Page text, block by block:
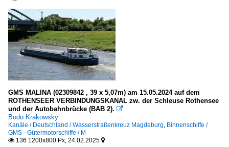
GMS MALINA (02309842 , 39 x 5,07m) am 15.05.2024 auf dem
ROTHENSEER VERBINDUNGSKANAL zw. der Schleuse Rothensee
und der Autobahnbrücke (BAB 2). 
Bodo Krakowsky
Kanäle / Deutschland / Wasserstraßenkreuz Magdeburg Binnenschiffe /
GMS - Gütermotorschiffe / M
 136 1200x800 Px, 24.02.2025 